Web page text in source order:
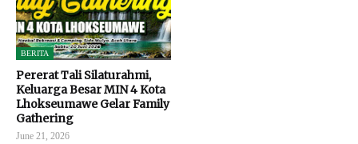
BERITA
Pererat Tali Silaturahmi,
Keluarga Besar MIN 4 Kota
Lhokseumawe Gelar Family
Gathering
June 21, 2026